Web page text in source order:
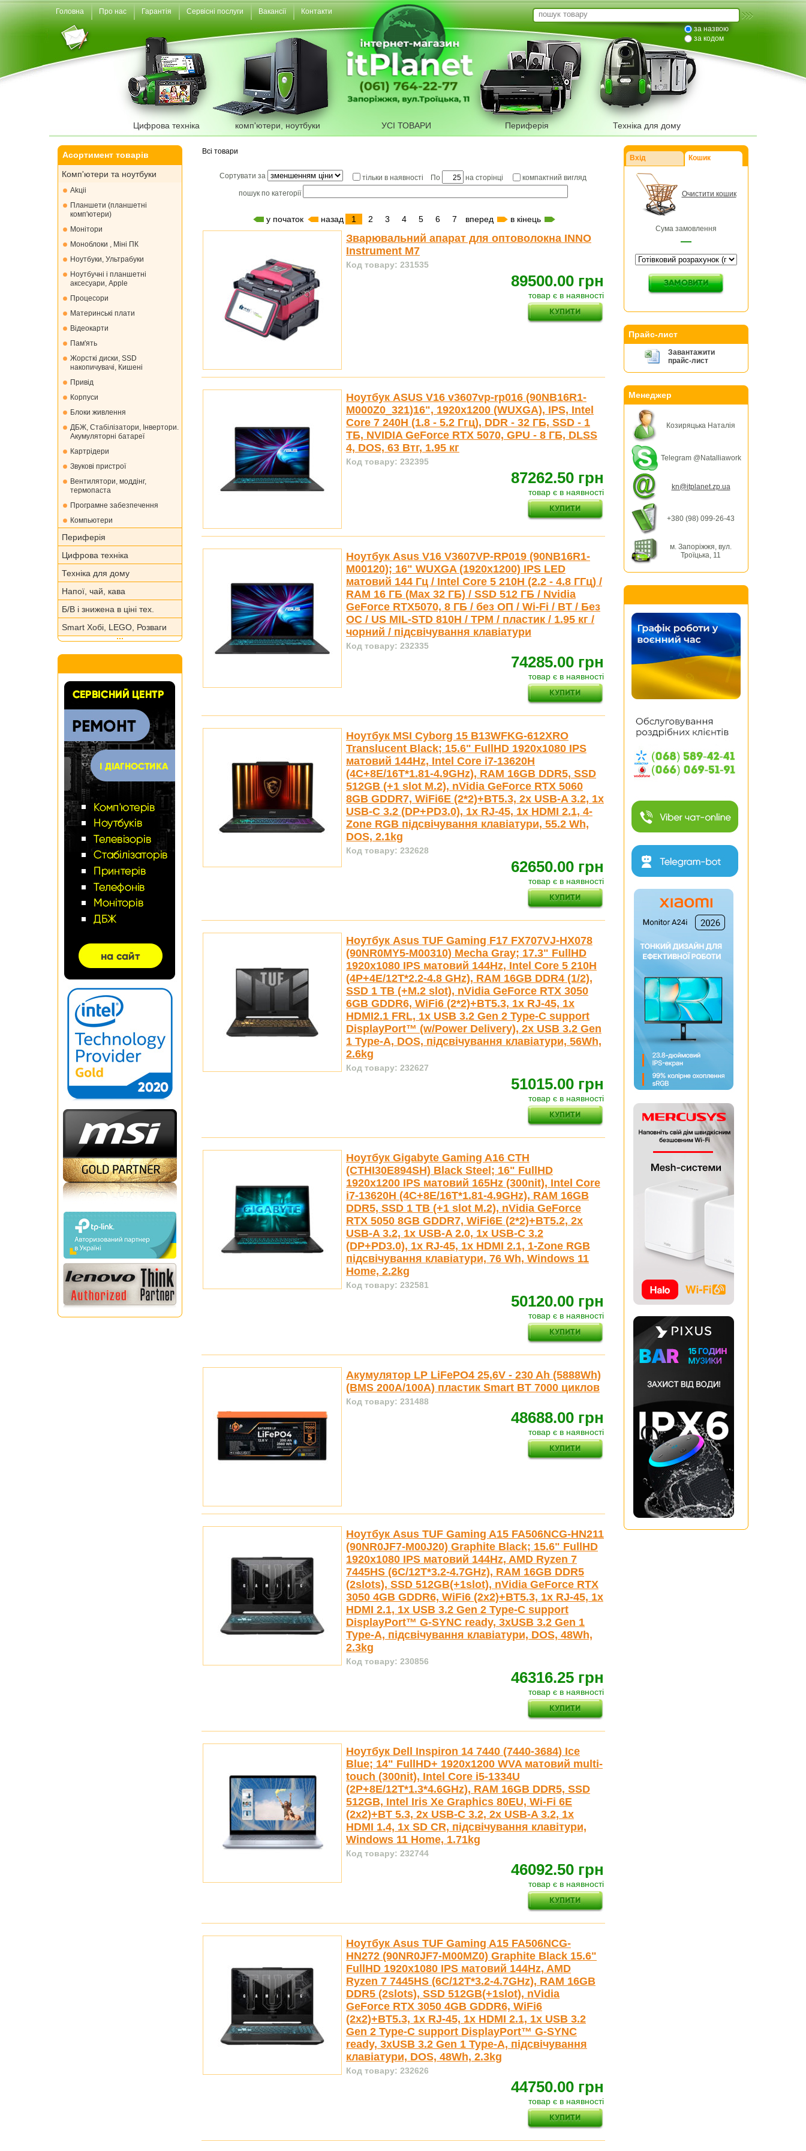
Головна Про нас Гарантія Сервісні послуги Вакансії Контакти
Цифрова техніка комп'ютери, ноутбуки УСІ ТОВАРИ Периферія Техніка для дому
за назвою
за кодом
Асортимент товарів
Комп'ютери та ноутбуки
Akціі
Планшети (планшетні
комп'ютери)
Монiтори
Моноблоки , Міні ПК
Ноутбуки, Ультрабуки
Ноутбучні і планшетні
аксесуари, Apple
Процесори
Материнські плати
Відеокарти
Пам'ять
Жорсткі диски, SSD
накопичувачі, Кишені
Привід
Корпуси
Блоки живлення
ДБЖ, Стабілізатори, Інвертори.
Акумуляторні батареї
Картрідери
Звукові пристрої
Вентилятори, моддінг,
термопаста
Програмне забезпечення
Компьютери
Периферія
Цифрова техніка
Техніка для дому
Напої, чай, кава
Б/В і знижена в ціні тех.
Smart Хобі, LEGO, Розваги
Всі товари
Сортувати за тільки в наявності По на сторінці
компактний вигляд
пошук по категорії
у початок назад 1 2 3 4 5 6 7 вперед в кінець
Зварювальний апарат для оптоволокна INNO
Instrument M7
Код товару: 231535
89500.00 грн
товар є в наявності
Ноутбук ASUS V16 v3607vp-rp016 (90NB16R1-
M000Z0_321)16", 1920x1200 (WUXGA), IPS, Intel
Core 7 240H (1.8 - 5.2 Ггц), DDR - 32 ГБ, SSD - 1
ТБ, NVIDIA GeForce RTX 5070, GPU - 8 ГБ, DLSS
4, DOS, 63 Втг, 1.95 кг
Код товару: 232395
87262.50 грн
товар є в наявності
Ноутбук Asus V16 V3607VP-RP019 (90NB16R1-
M00120); 16" WUXGA (1920x1200) IPS LED
матовий 144 Гц / Intel Core 5 210H (2.2 - 4.8 ГГц) /
RAM 16 ГБ (Max 32 ГБ) / SSD 512 ГБ / Nvidia
GeForce RTX5070, 8 ГБ / без ОП / Wi-Fi / BT / Без
ОС / US MIL-STD 810H / TPM / пластик / 1.95 кг /
чорний / підсвічування клавіатури
Код товару: 232335
74285.00 грн
товар є в наявності
Ноутбук MSI Cyborg 15 B13WFKG-612XRO
Translucent Black; 15.6" FullHD 1920x1080 IPS
матовий 144Hz, Intel Core i7-13620H
(4С+8E/16T*1.81-4.9GHz), RAM 16GB DDR5, SSD
512GB (+1 slot M.2), nVidia GeForce RTX 5060
8GB GDDR7, WiFi6E (2*2)+BT5.3, 2x USB-A 3.2, 1x
USB-C 3.2 (DP+PD3.0), 1x RJ-45, 1x HDMI 2.1, 4-
Zone RGB підсвічування клавіатури, 55.2 Wh,
DOS, 2.1kg
Код товару: 232628
62650.00 грн
товар є в наявності
Ноутбук Asus TUF Gaming F17 FX707VJ-HX078
(90NR0MY5-M00310) Mecha Gray; 17.3" FullHD
1920x1080 IPS матовий 144Hz, Intel Core 5 210H
(4P+4E/12T*2.2-4.8 GHz), RAM 16GB DDR4 (1/2),
SSD 1 TB (+M.2 slot), nVidia GeForce RTX 3050
6GB GDDR6, WiFi6 (2*2)+BT5.3, 1x RJ-45, 1x
HDMI2.1 FRL, 1x USB 3.2 Gen 2 Type-C support
DisplayPort™ (w/Power Delivery), 2x USB 3.2 Gen
1 Type-A, DOS, підсвічування клавіатури, 56Wh,
2.6kg
Код товару: 232627
51015.00 грн
товар є в наявності
Ноутбук Gigabyte Gaming A16 CTH
(CTHI30E894SH) Black Steel; 16" FullHD
1920x1200 IPS матовий 165Hz (300nit), Intel Core
i7-13620H (4С+8E/16T*1.81-4.9GHz), RAM 16GB
DDR5, SSD 1 TB (+1 slot M.2), nVidia GeForce
RTX 5050 8GB GDDR7, WiFi6E (2*2)+BT5.2, 2x
USB-A 3.2, 1x USB-A 2.0, 1x USB-C 3.2
(DP+PD3.0), 1x RJ-45, 1x HDMI 2.1, 1-Zone RGB
підсвічування клавіатури, 76 Wh, Windows 11
Home, 2.2kg
Код товару: 232581
50120.00 грн
товар є в наявності
Акумулятор LP LiFePO4 25,6V - 230 Ah (5888Wh)
(BMS 200A/100А) пластик Smart BT 7000 циклов
Код товару: 231488
48688.00 грн
товар є в наявності
Ноутбук Asus TUF Gaming A15 FA506NCG-HN211
(90NR0JF7-M00J20) Graphite Black; 15.6" FullHD
1920x1080 IPS матовий 144Hz, AMD Ryzen 7
7445HS (6C/12T*3.2-4.7GHz), RAM 16GB DDR5
(2slots), SSD 512GB(+1slot), nVidia GeForce RTX
3050 4GB GDDR6, WiFi6 (2x2)+BT5.3, 1x RJ-45, 1x
HDMI 2.1, 1x USB 3.2 Gen 2 Type-C support
DisplayPort™ G-SYNC ready, 3xUSB 3.2 Gen 1
Type-A, підсвічування клавіатури, DOS, 48Wh,
2.3kg
Код товару: 230856
46316.25 грн
товар є в наявності
Ноутбук Dell Inspiron 14 7440 (7440-3684) Ice
Blue; 14" FullHD+ 1920x1200 WVA матовий multi-
touch (300nit), Intel Core i5-1334U
(2P+8E/12T*1.3*4.6GHz), RAM 16GB DDR5, SSD
512GB, Intel Iris Xe Graphics 80EU, Wi-Fi 6E
(2x2)+BT 5.3, 2x USB-C 3.2, 2x USB-A 3.2, 1x
HDMI 1.4, 1x SD CR, підсвічування клавітури,
Windows 11 Home, 1.71kg
Код товару: 232744
46092.50 грн
товар є в наявності
Ноутбук Asus TUF Gaming A15 FA506NCG-
HN272 (90NR0JF7-M00MZ0) Graphite Black 15.6"
FullHD 1920x1080 IPS матовий 144Hz, AMD
Ryzen 7 7445HS (6C/12T*3.2-4.7GHz), RAM 16GB
DDR5 (2slots), SSD 512GB(+1slot), nVidia
GeForce RTX 3050 4GB GDDR6, WiFi6
(2x2)+BT5.3, 1x RJ-45, 1x HDMI 2.1, 1x USB 3.2
Gen 2 Type-C support DisplayPort™ G-SYNC
ready, 3xUSB 3.2 Gen 1 Type-A, підсвічування
клавіатури, DOS, 48Wh, 2.3kg
Код товару: 232626
44750.00 грн
товар є в наявності
Вхід Кошик
Очистити кошик
Сума замовлення
—
Прайс-лист
Завантажити
прайс-лист
Менеджер
Козиряцька Наталія
Telegram @Natalliawork
kn@itplanet.zp.ua
+380 (98) 099-26-43
м. Запоріжжя, вул.
Троїцька, 11